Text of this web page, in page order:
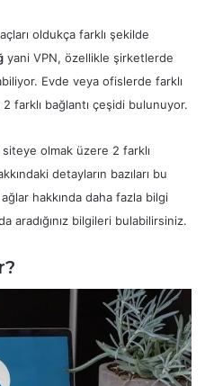
oldukça farklı şekilde
yani VPN, özellikle şirketlerde
Evde veya ofislerde farklı
farklı bağlantı çeşidi bulunuyor.
olmak üzere 2 farklı
detayların bazıları bu
hakkında daha fazla bilgi
aradığınız bilgileri bulabilirsiniz.